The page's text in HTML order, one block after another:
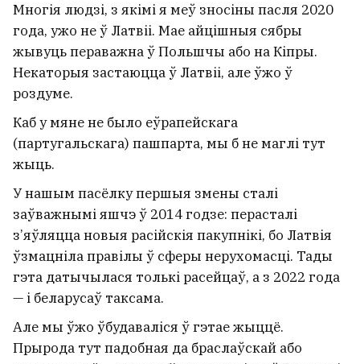
Многія людзі, з якімі я меў зносіны пасля 2020
года, ужо не ў Латвіі. Мае айцішныя сябры
жывуць пераважна ў Польшчы або на Кіпры.
Некаторыя застаюцца ў Латвіі, але ўжо ў
роздуме.
Каб у мяне не было еўрапейскага
(партугальскага) пашпарта, мы б не маглі тут
жыць.
У нашым пасёлку першыя змены сталі
заўважнымі яшчэ ў 2014 годзе: перасталі
з’яўляцца новыя расійскія пакупнікі, бо Латвія
ўзмацніла правілы ў сферы нерухомасці. Тады
гэта датычылася толькі расейцаў, а з 2022 года
— і беларусаў таксама.
Але мы ўжо ўбудаваліся ў гэтае жыццё.
Прырода тут падобная да браслаўскай або